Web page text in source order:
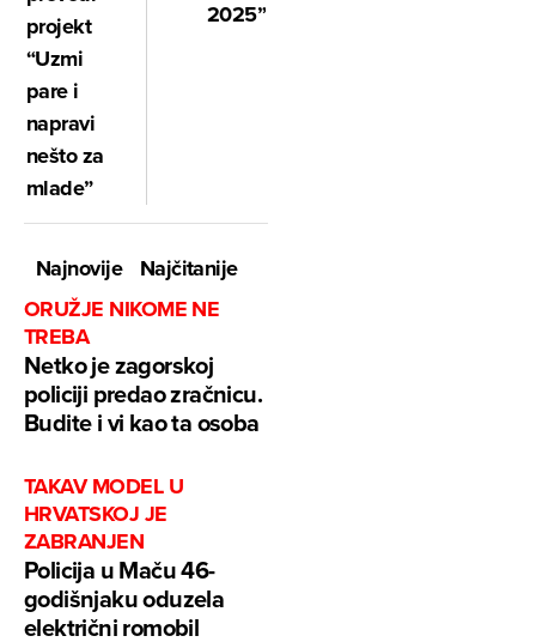
projekt
“Uzmi
pare i
napravi
nešto za
mlade”
2025”
Najnovije
Najčitanije
ORUŽJE NIKOME NE
TREBA
Netko je zagorskoj
policiji predao zračnicu.
Budite i vi kao ta osoba
TAKAV MODEL U
HRVATSKOJ JE
ZABRANJEN
Policija u Maču 46-
godišnjaku oduzela
električni romobil